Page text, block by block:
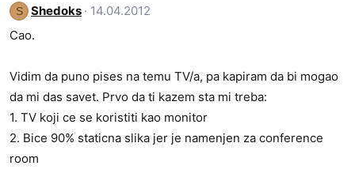
S Shedoks
14.04.2012
Cao.
Vidim da puno pises na temu TV/a, pa kapiram da bi mogao
da mi das savet. Prvo da ti kazem sta mi treba:
1. TV koji ce se koristiti kao monitor
2. Bice 90% staticna slika jer je namenjen za conference
room